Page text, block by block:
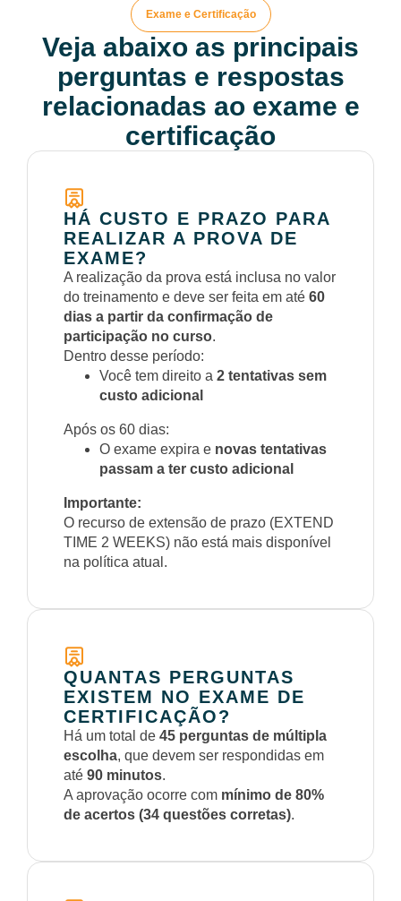
Exame e Certificação
Veja abaixo as principais
perguntas e respostas
relacionadas ao exame e
certificação
HÁ CUSTO E PRAZO PARA
REALIZAR A PROVA DE
EXAME?
A realização da prova está inclusa no valor
do treinamento e deve ser feita em até 60
dias a partir da confirmação de
participação no curso.
Dentro desse período:
Você tem direito a 2 tentativas sem
custo adicional
Após os 60 dias:
O exame expira e novas tentativas
passam a ter custo adicional
Importante:
O recurso de extensão de prazo (EXTEND
TIME 2 WEEKS) não está mais disponível
na política atual.
QUANTAS PERGUNTAS
EXISTEM NO EXAME DE
CERTIFICAÇÃO?
Há um total de 45 perguntas de múltipla
escolha, que devem ser respondidas em
até 90 minutos.
A aprovação ocorre com mínimo de 80%
de acertos (34 questões corretas).